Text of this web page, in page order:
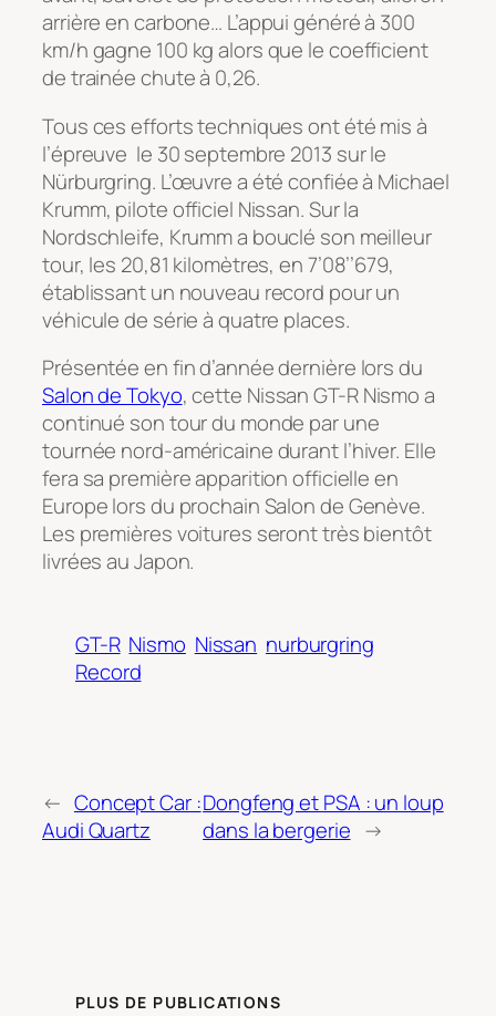
arrière en carbone… L’appui généré à 300
km/h gagne 100 kg alors que le coefficient
de trainée chute à 0,26.
Tous ces efforts techniques ont été mis à
l’épreuve le 30 septembre 2013 sur le
Nürburgring. L’œuvre a été confiée à Michael
Krumm, pilote officiel Nissan. Sur la
Nordschleife, Krumm a bouclé son meilleur
tour, les 20,81 kilomètres, en 7’08’’679,
établissant un nouveau record pour un
véhicule de série à quatre places.
Présentée en fin d’année dernière lors du
Salon de Tokyo, cette Nissan GT-R Nismo a
continué son tour du monde par une
tournée nord-américaine durant l’hiver. Elle
fera sa première apparition officielle en
Europe lors du prochain Salon de Genève.
Les premières voitures seront très bientôt
livrées au Japon.
GT-R Nismo Nissan nurburgring
Record
← Concept Car :
Audi Quartz
Dongfeng et PSA : un loup
dans la bergerie →
PLUS DE PUBLICATIONS